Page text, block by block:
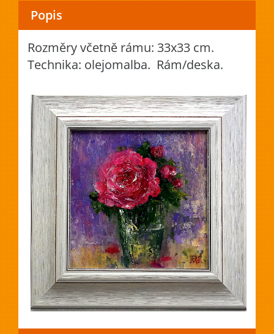
Popis
Rozměry včetně rámu: 33x33 cm.
Technika: olejomalba. Rám/deska.